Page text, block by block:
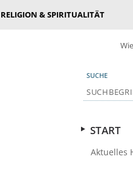
RELIGION & SPIRITUALITÄT
SUCHE
START
Aktuelles